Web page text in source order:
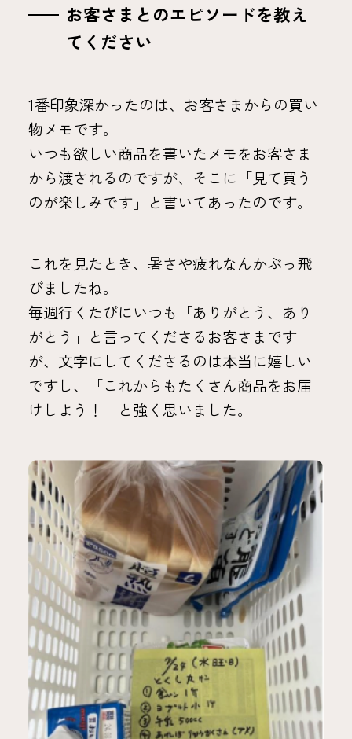
お客さまとのエピソードを教え
てください
1番印象深かったのは、お客さまからの買い
物メモです。
いつも欲しい商品を書いたメモをお客さま
から渡されるのですが、そこに「見て買う
のが楽しみです」と書いてあったのです。
これを見たとき、暑さや疲れなんかぶっ飛
びましたね。
毎週行くたびにいつも「ありがとう、あり
がとう」と言ってくださるお客さまです
が、文字にしてくださるのは本当に嬉しい
ですし、「これからもたくさん商品をお届
けしよう！」と強く思いました。